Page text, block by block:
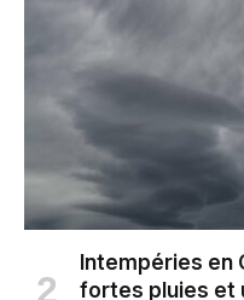
Intempéries en
fortes pluies et